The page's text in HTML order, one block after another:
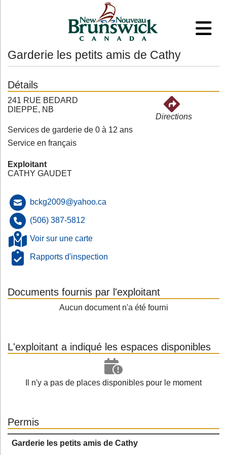
Garderie les petits amis de Cathy
Détails
241 RUE BEDARD
DIEPPE, NB
Directions
Services de garderie de 0 à 12 ans
Service en français
Exploitant
CATHY GAUDET
bckg2009@yahoo.ca
(506) 387-5812
Voir sur une carte
Rapports d'inspection
Documents fournis par l'exploitant
Aucun document n'a été fourni
L'exploitant a indiqué les espaces disponibles
Il n'y a pas de places disponibles pour le moment
Permis
Garderie les petits amis de Cathy